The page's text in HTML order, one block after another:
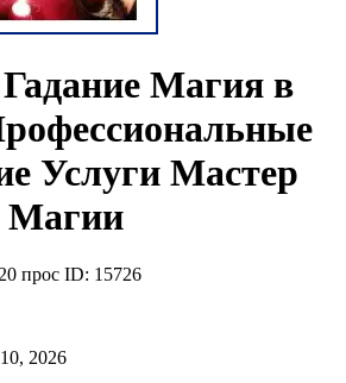
Магия в
Услуги Мастер
Магии
прос ID: 15726
2026